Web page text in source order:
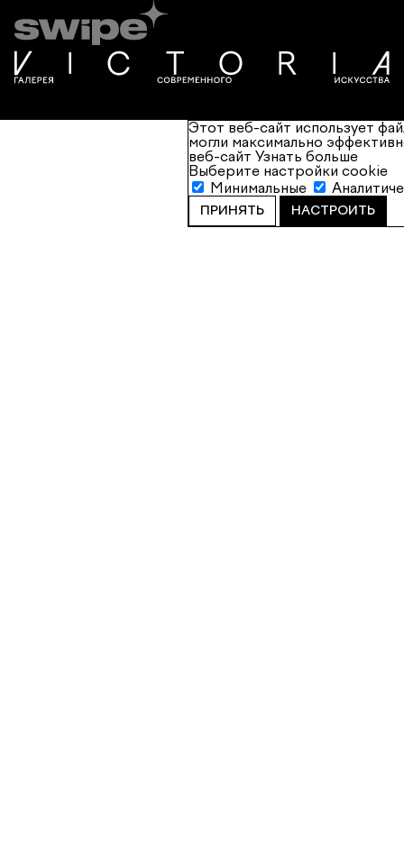
Этот веб-сайт использует
могли максимально
веб-сайт Узнать больше
Выберите настройки cookie
Минимальные
ПРИНЯТЬ НАСТРОИТЬ